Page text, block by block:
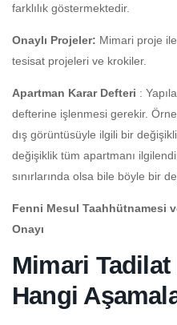
farklılık göstermektedir.
Onaylı Projeler: Mimari proje
tesisat projeleri ve krokiler.
Apartman Karar Defteri :
defterine işlenmesi gerekir.
dış görüntüsüyle ilgili bir
değişiklik tüm apartmanı
sınırlarında olsa bile böyle bir
Fenni Mesul Taahhütnamesi
Onayı
Mimari
Hangi